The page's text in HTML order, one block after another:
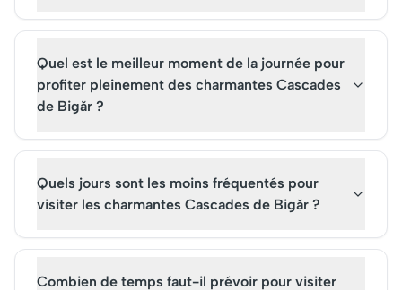
Quel est le meilleur moment de la journée pour
profiter pleinement des charmantes Cascades
de Bigăr ?
Quels jours sont les moins fréquentés pour
visiter les charmantes Cascades de Bigăr ?
Combien de temps faut-il prévoir pour visiter